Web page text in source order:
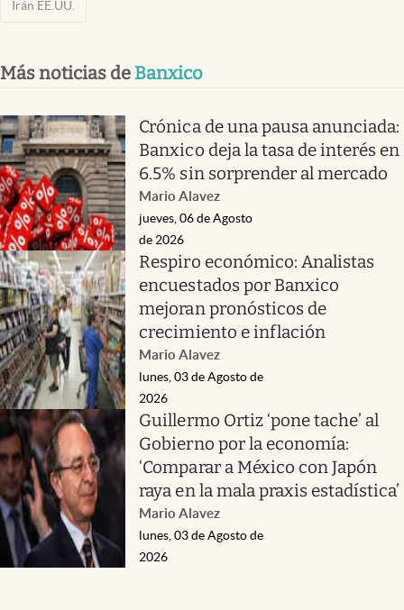
Irán EE.UU.
Más noticias de Banxico
Crónica de una pausa anunciada:
Banxico deja la tasa de interés en
6.5% sin sorprender al mercado
Mario Alavez
jueves, 06 de Agosto
de 2026
Respiro económico: Analistas
encuestados por Banxico
mejoran pronósticos de
crecimiento e inflación
Mario Alavez
lunes, 03 de Agosto de
2026
Guillermo Ortiz ‘pone tache’ al
Gobierno por la economía:
‘Comparar a México con Japón
raya en la mala praxis estadística’
Mario Alavez
lunes, 03 de Agosto de
2026